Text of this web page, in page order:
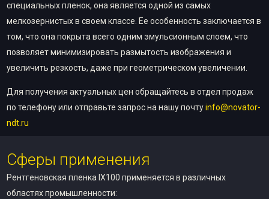
специальных пленок, она является одной из самых
мелкозернистых в своем классе. Ее особенность заключается в
том, что она покрыта всего одним эмульсионным слоем, что
позволяет минимизировать размытость изображения и
увеличить резкость, даже при геометрическом увеличении.
Для получения актуальных цен обращайтесь в отдел продаж
по телефону или отправьте запрос на нашу почтуinfo@novator-
ndt.ru
Сферы применения
Рентгеновская пленка IX100 применяется в различных
областях промышленности: